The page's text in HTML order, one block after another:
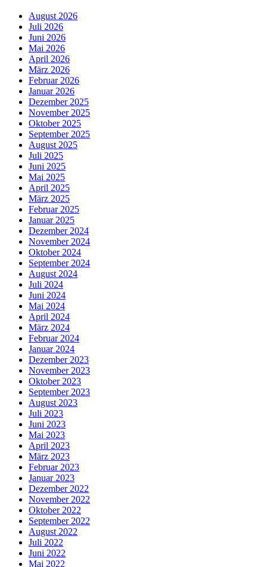
August 2026
Juli 2026
Juni 2026
Mai 2026
April 2026
März 2026
Februar 2026
Januar 2026
Dezember 2025
November 2025
Oktober 2025
September 2025
August 2025
Juli 2025
Juni 2025
Mai 2025
April 2025
März 2025
Februar 2025
Januar 2025
Dezember 2024
November 2024
Oktober 2024
September 2024
August 2024
Juli 2024
Juni 2024
Mai 2024
April 2024
März 2024
Februar 2024
Januar 2024
Dezember 2023
November 2023
Oktober 2023
September 2023
August 2023
Juli 2023
Juni 2023
Mai 2023
April 2023
März 2023
Februar 2023
Januar 2023
Dezember 2022
November 2022
Oktober 2022
September 2022
August 2022
Juli 2022
Juni 2022
Mai 2022